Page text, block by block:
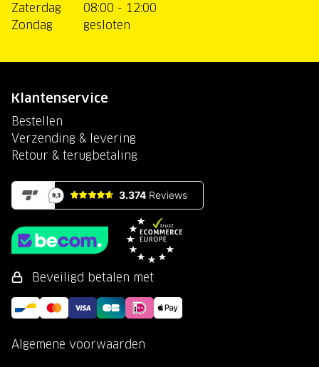
Zaterdag
08:00 - 12:00
Zondag
gesloten
Klantenservice
Bestellen
Verzending & levering
Retour & terugbetaling
Beveiligd betalen met
Algemene voorwaarden